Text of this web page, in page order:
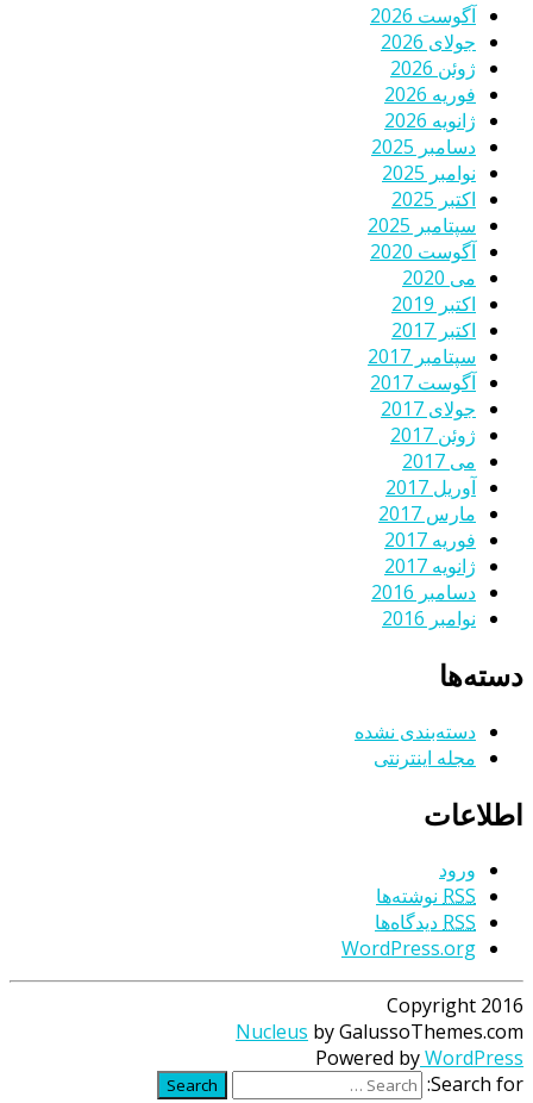
آگوست 2026
جولای 2026
ژوئن 2026
فوریه 2026
ژانویه 2026
دسامبر 2025
نوامبر 2025
اکتبر 2025
سپتامبر 2025
آگوست 2020
می 2020
اکتبر 2019
اکتبر 2017
سپتامبر 2017
آگوست 2017
جولای 2017
ژوئن 2017
می 2017
آوریل 2017
مارس 2017
فوریه 2017
ژانویه 2017
دسامبر 2016
نوامبر 2016
دسته‌ها
دسته‌بندی نشده
مجله اینترنتی
اطلاعات
ورود
RSS نوشته‌ها
RSSدیدگاه‌ها
WordPress.org
Copyright 2016
Nucleus by GalussoThemes.com
Powered byWordPress
Search for:
Search